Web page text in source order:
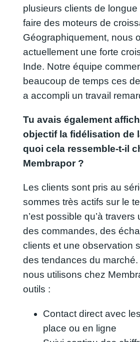
plusieurs clients de longue
faire des moteurs de
Géographiquement, nous
actuellement une forte
Inde. Notre équipe
beaucoup de temps ces
a accompli un travail
Tu avais également
objectif la fidélisation de
quoi cela ressemble-t-il
Membrapor ?
Les clients sont pris au
sommes très actifs sur le
n’est possible qu’à travers
des commandes, des
clients et une observation
des tendances du marché.
nous utilisons chez
outils :
Contact direct avec
place ou en ligne